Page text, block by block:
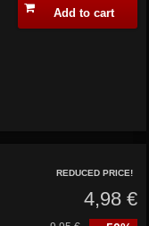
Add to cart
REDUCED PRICE!
4,98 €